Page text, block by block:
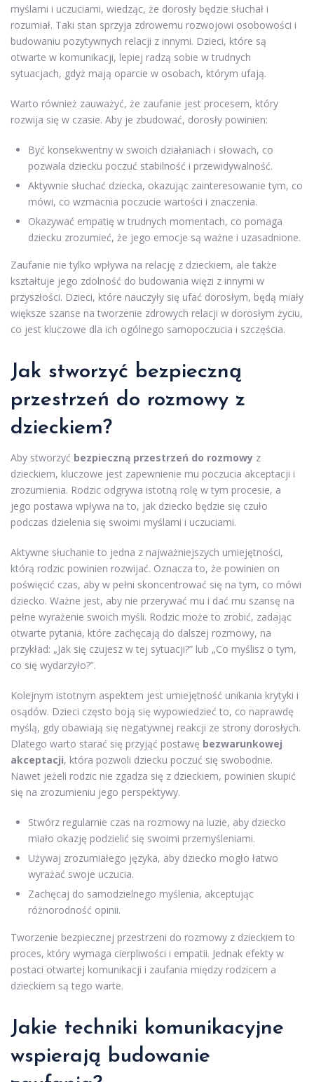
myślami i uczuciami, wiedząc, że dorosły będzie słuchał i
rozumiał. Taki stan sprzyja zdrowemu rozwojowi osobowości i
budowaniu pozytywnych relacji z innymi. Dzieci, które są
otwarte w komunikacji, lepiej radzą sobie w trudnych
sytuacjach, gdyż mają oparcie w osobach, którym ufają.
Warto również zauważyć, że zaufanie jest procesem, który
rozwija się w czasie. Aby je zbudować, dorosły powinien:
Być konsekwentny w swoich działaniach i słowach, co
pozwala dziecku poczuć stabilność i przewidywalność.
Aktywnie słuchać dziecka, okazując zainteresowanie tym, co
mówi, co wzmacnia poczucie wartości i znaczenia.
Okazywać empatię w trudnych momentach, co pomaga
dziecku zrozumieć, że jego emocje są ważne i uzasadnione.
Zaufanie nie tylko wpływa na relację z dzieckiem, ale także
kształtuje jego zdolność do budowania więzi z innymi w
przyszłości. Dzieci, które nauczyły się ufać dorosłym, będą miały
większe szanse na tworzenie zdrowych relacji w dorosłym życiu,
co jest kluczowe dla ich ogólnego samopoczucia i szczęścia.
Jak stworzyć bezpieczną
przestrzeń do rozmowy z
dzieckiem?
Aby stworzyć bezpieczną przestrzeń do rozmowy z
dzieckiem, kluczowe jest zapewnienie mu poczucia akceptacji i
zrozumienia. Rodzic odgrywa istotną rolę w tym procesie, a
jego postawa wpływa na to, jak dziecko będzie się czuło
podczas dzielenia się swoimi myślami i uczuciami.
Aktywne słuchanie to jedna z najważniejszych umiejętności,
którą rodzic powinien rozwijać. Oznacza to, że powinien on
poświęcić czas, aby w pełni skoncentrować się na tym, co mówi
dziecko. Ważne jest, aby nie przerywać mu i dać mu szansę na
pełne wyrażenie swoich myśli. Rodzic może to zrobić, zadając
otwarte pytania, które zachęcają do dalszej rozmowy, na
przykład: „Jak się czujesz w tej sytuacji?” lub „Co myślisz o tym,
co się wydarzyło?”.
Kolejnym istotnym aspektem jest umiejętność unikania krytyki i
osądów. Dzieci często boją się wypowiedzieć to, co naprawdę
myślą, gdy obawiają się negatywnej reakcji ze strony dorosłych.
Dlatego warto starać się przyjąć postawę bezwarunkowej
akceptacji, która pozwoli dziecku poczuć się swobodnie.
Nawet jeżeli rodzic nie zgadza się z dzieckiem, powinien skupić
się na zrozumieniu jego perspektywy.
Stwórz regularnie czas na rozmowy na luzie, aby dziecko
miało okazję podzielić się swoimi przemyśleniami.
Używaj zrozumiałego języka, aby dziecko mogło łatwo
wyrażać swoje uczucia.
Zachęcaj do samodzielnego myślenia, akceptując
różnorodność opinii.
Tworzenie bezpiecznej przestrzeni do rozmowy z dzieckiem to
proces, który wymaga cierpliwości i empatii. Jednak efekty w
postaci otwartej komunikacji i zaufania między rodzicem a
dzieckiem są tego warte.
Jakie techniki komunikacyjne
wspierają budowanie